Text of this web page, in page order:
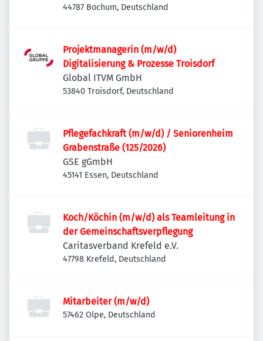
NRW
44787 Bochum, Deutschland
Projektmanagerin (m/w/d)
Digitalisierung & Prozesse Troisdorf
Global ITVM GmbH
53840 Troisdorf, Deutschland
Pflegefachkraft (m/w/d) / Seniorenheim
Grabenstraße (125/2026)
GSE gGmbH
45141 Essen, Deutschland
Koch/Köchin (m/w/d) als Teamleitung in
der Gemeinschaftsverpflegung
Caritasverband Krefeld e.V.
47798 Krefeld, Deutschland
Mitarbeiter (m/w/d)
57462 Olpe, Deutschland